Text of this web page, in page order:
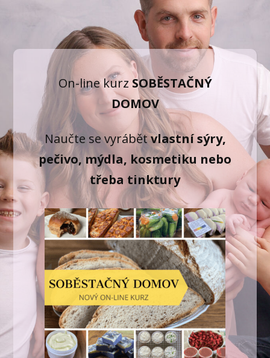
On-line kurz SOBĚSTAČNÝ
DOMOV
Naučte se vyrábětvlastní sýry,
pečivo, mýdla, kosmetiku nebo
třeba tinktury